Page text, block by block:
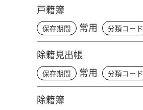
戸籍簿
保存期間 常用 分類コード
除籍見出帳
保存期間 常用 分類コード
除籍簿